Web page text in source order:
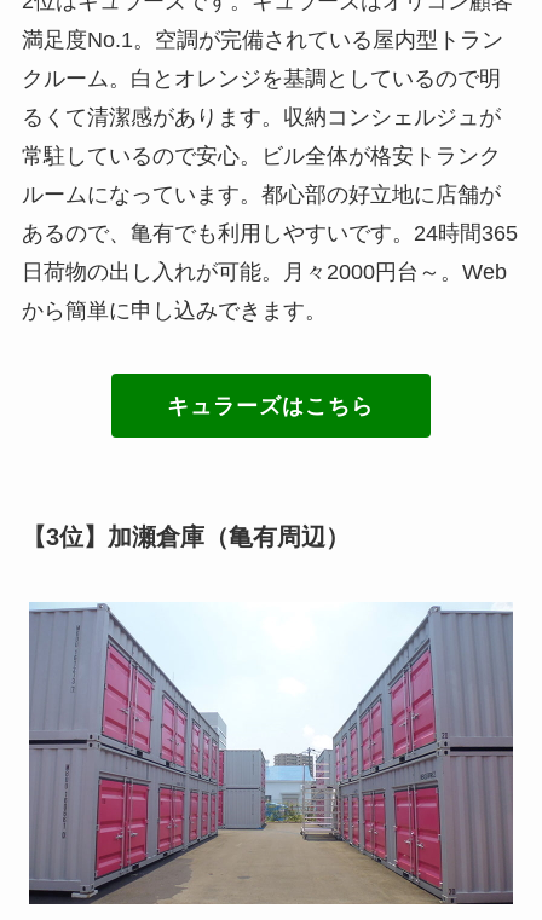
満足度No.1。空調が完備されている屋内型トラン
クルーム。白とオレンジを基調としているので明
るくて清潔感があります。収納コンシェルジュが
常駐しているので安心。ビル全体が格安トランク
ルームになっています。都心部の好立地に店舗が
あるので、亀有でも利用しやすいです。24時間365
日荷物の出し入れが可能。月々2000円台～。Web
から簡単に申し込みできます。
キュラーズはこちら
【3位】加瀬倉庫（亀有周辺）